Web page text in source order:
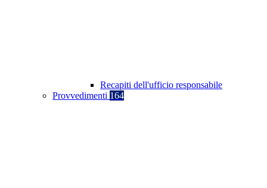
Recapiti dell'ufficio responsabile
Provvedimenti 164